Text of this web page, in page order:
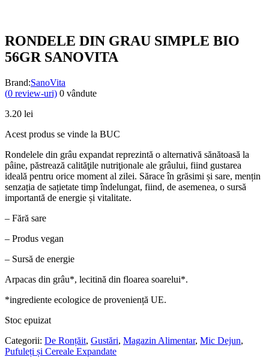
RONDELE DIN GRAU SIMPLE BIO
56GR SANOVITA
Brand:SanoVita
(0 review-uri) 0 vândute
3.20 lei
Acest produs se vinde la BUC
Rondelele din grâu expandat reprezintă o alternativă sănătoasă la
pâine, păstrează calităţile nutriţionale ale grâului, fiind gustarea
ideală pentru orice moment al zilei. Sărace în grăsimi și sare, mențin
senzația de sațietate timp îndelungat, fiind, de asemenea, o sursă
importantă de energie și vitalitate.
– Fără sare
– Produs vegan
– Sursă de energie
Arpacas din grâu*, lecitină din floarea soarelui*.
*ingrediente ecologice de proveniență UE.
Stoc epuizat
Categorii: De Ronțăit, Gustări, Magazin Alimentar, Mic Dejun,
Pufuleți și Cereale Expandate